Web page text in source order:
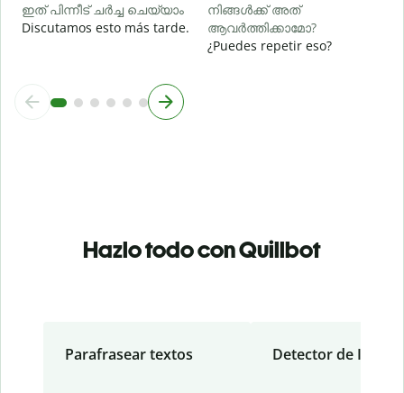
ഇത് പിന്നീട് ചർച്ച ചെയ്യാം
Discutamos esto más tarde.
നിങ്ങൾക്ക് അത്
ആവർത്തിക്കാമോ?
¿Puedes repetir eso?
Hazlo todo con Quillbot
Parafrasear textos Detector de IA